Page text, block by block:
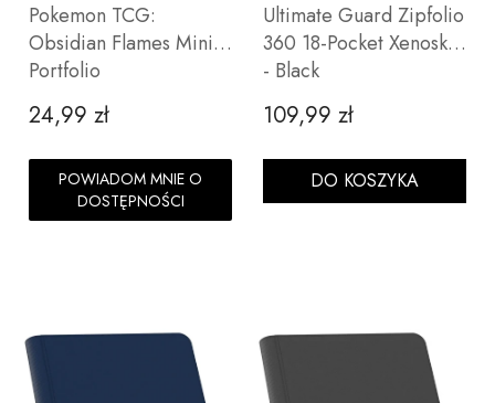
Pokemon TCG:
Obsidian Flames Mini
Portfolio
Cena
24,99 zł
POWIADOM MNIE O
DOSTĘPNOŚCI
Ultimate Guard Zipfolio
360 18-Pocket Xenoskin
- Black
Cena
109,99 zł
DO KOSZYKA